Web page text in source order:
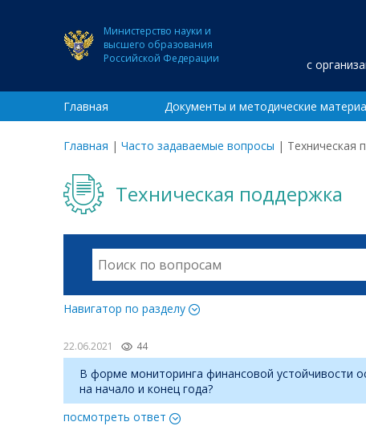
Министерство науки и
высшего образования
Российской Федерации
с
Главная Документы и методические
Главная | Часто задаваемые вопросы | Техническая
Техническая поддержка
Навигатор по разделу
22.06.2021 44
В форме мониторинга финансовой устойчивости
на начало и конец года?
посмотреть ответ